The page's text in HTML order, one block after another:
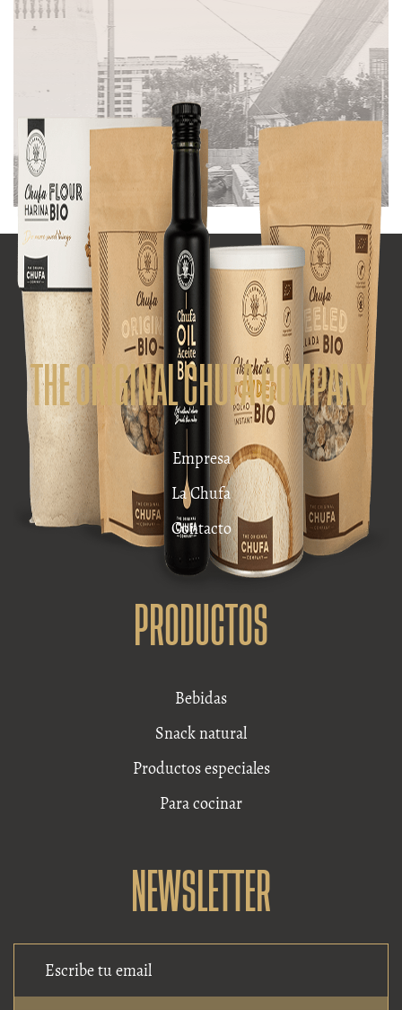
THE ORIGINAL CHUFA COMPANY
Empresa
La Chufa
Contacto
PRODUCTOS
Bebidas
Snack natural
Productos especiales
Para cocinar
NEWSLETTER